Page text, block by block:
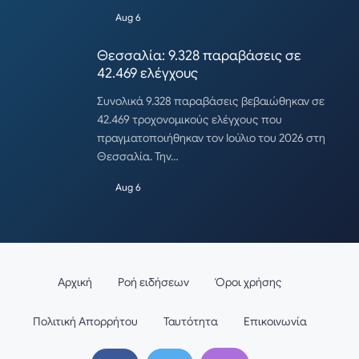
Aug 6
Θεσσαλία: 9.328 παραβάσεις σε
42.469 ελέγχους
Συνολικά 9.328 παραβάσεις βεβαιώθηκαν σε
42.469 τροχονομικούς ελέγχους που
πραγματοποιήθηκαν τον Ιούλιο του 2026 στη
Θεσσαλία. Την…
Aug 6
Αρχική Ροή ειδήσεων Όροι χρήσης
Πολιτική Απορρήτου Ταυτότητα Επικοινωνία